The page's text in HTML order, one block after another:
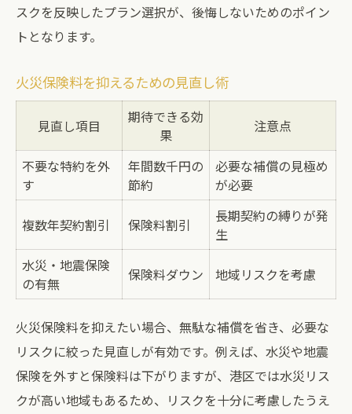
保険料比較で損をしない選び方の秘訣
火災保険料を賢く抑える見積もりテクニッ
火災保険料の最新相場と更新時の注意点まとめ
2024年改定後の火災保険料相場一覧
火災保険料更新時に見直すべきポイント
平均保険料とその推移から分かる傾向
更新時の補償見直しで保険料を節約
地震保険料も一緒に見直すべき理由
港区で安心を得る火災保険のポイントを整理
火災保険料と家計負担のバランスの取り方
港区特有のリスクを考慮した保険選び
見落としがちな火災保険料の落とし穴
スクを反映したプラン選択が、後悔しないためのポイン
トとなります。
火災保険料を抑えるための見直し術
見直し項目
期待できる効
果
注意点
不要な特約を外
す
年間数千円の
節約
必要な補償の見極め
が必要
複数年契約割引 保険料割引
長期契約の縛りが発
生
水災・地震保険
の有無
保険料ダウン 地域リスクを考慮
火災保険料を抑えたい場合、無駄な補償を省き、必要な
リスクに絞った見直しが有効です。例えば、水災や地震
保険を外すと保険料は下がりますが、港区では水災リス
クが高い地域もあるため、リスクを十分に考慮したうえ